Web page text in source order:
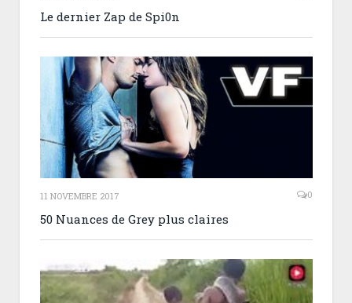
Le dernier Zap de Spi0n
11 NOVEMBRE 2017 0
50 Nuances de Grey plus claires